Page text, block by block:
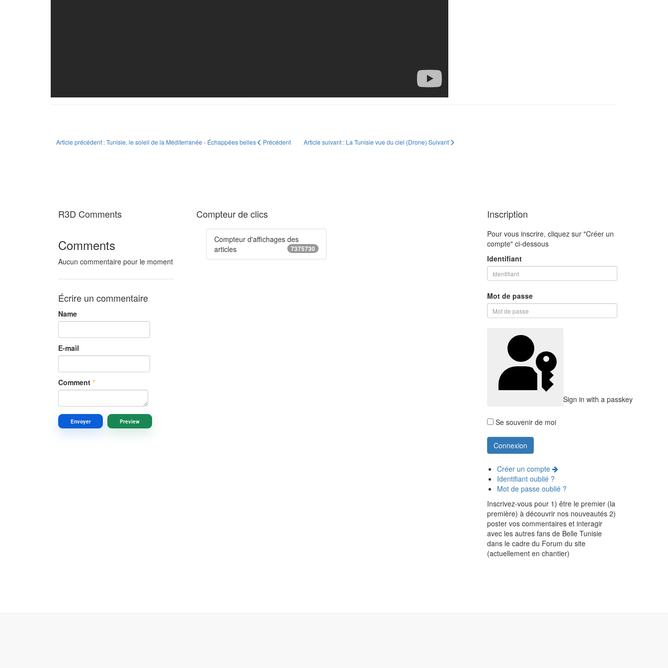
Article précédent : Tunisie, le soleil de la Méditerranée - Échappées belles Précédent Article suivant : La Tunisie vue du ciel (Drone) Suivant
R3D Comments
Comments
Aucun commentaire pour le moment
Écrire un commentaire
Name
E-mail
Comment *
Envoyer Preview
Compteur de clics
Compteur d'affichages des
articles
7375730
Inscription
Pour vous inscrire, cliquez sur "Créer un
compte" ci-dessous
Identifiant
Mot de passe
Sign in with a passkey
Se souvenir de moi
Créer un compte
Identifiant oublié ?
Mot de passe oublié ?
Inscrivez-vous pour 1) être le premier (la
première) à découvrir nos nouveautés 2)
poster vos commentaires et interagir
avec les autres fans de Belle Tunisie
dans le cadre du Forum du site
(actuellement en chantier)